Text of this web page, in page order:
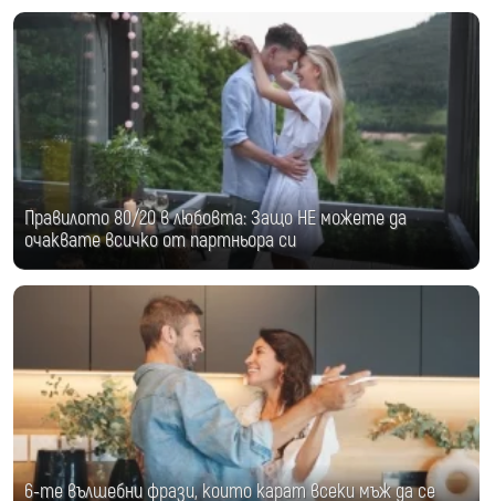
Правилото 80/20 в любовта: Защо НЕ можете да
очаквате всичко от партньора си
6-те вълшебни фрази, които карат всеки мъж да се